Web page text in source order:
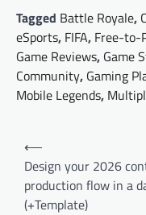
Tagged Battle Royale,
eSports, FIFA, Free-to-
Game Reviews, Game
Community, Gaming
Mobile Legends,
Post
navigation
⟵
Design your 2026
production flow in a
(+Template)